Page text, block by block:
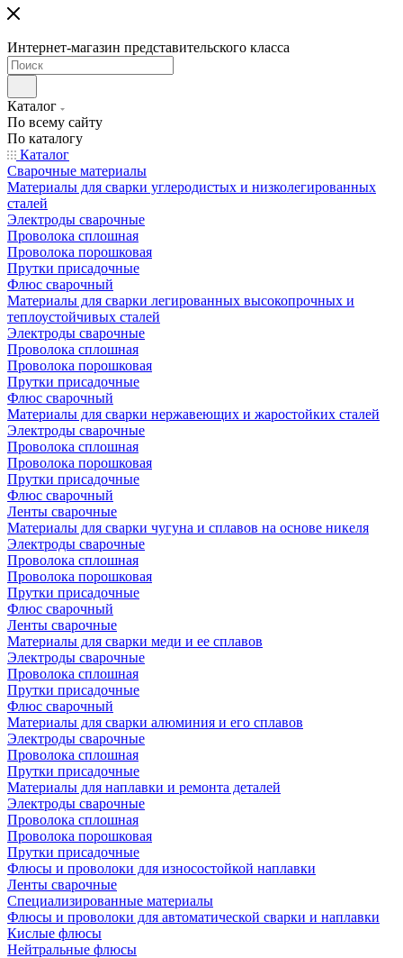
Интернет-магазин представительского класса
Каталог
По всему сайту
По каталогу
Каталог
Сварочные материалы
Материалы для сварки углеродистых и низколегированных
сталей
Электроды сварочные
Проволока сплошная
Проволока порошковая
Прутки присадочные
Флюс сварочный
Материалы для сварки легированных высокопрочных и
теплоустойчивых сталей
Электроды сварочные
Проволока сплошная
Проволока порошковая
Прутки присадочные
Флюс сварочный
Материалы для сварки нержавеющих и жаростойких сталей
Электроды сварочные
Проволока сплошная
Проволока порошковая
Прутки присадочные
Флюс сварочный
Ленты сварочные
Материалы для сварки чугуна и сплавов на основе никеля
Электроды сварочные
Проволока сплошная
Проволока порошковая
Прутки присадочные
Флюс сварочный
Ленты сварочные
Материалы для сварки меди и ее сплавов
Электроды сварочные
Проволока сплошная
Прутки присадочные
Флюс сварочный
Материалы для сварки алюминия и его сплавов
Электроды сварочные
Проволока сплошная
Прутки присадочные
Материалы для наплавки и ремонта деталей
Электроды сварочные
Проволока сплошная
Проволока порошковая
Прутки присадочные
Флюсы и проволоки для износостойкой наплавки
Ленты сварочные
Специализированные материалы
Флюсы и проволоки для автоматической сварки и наплавки
Кислые флюсы
Нейтральные флюсы